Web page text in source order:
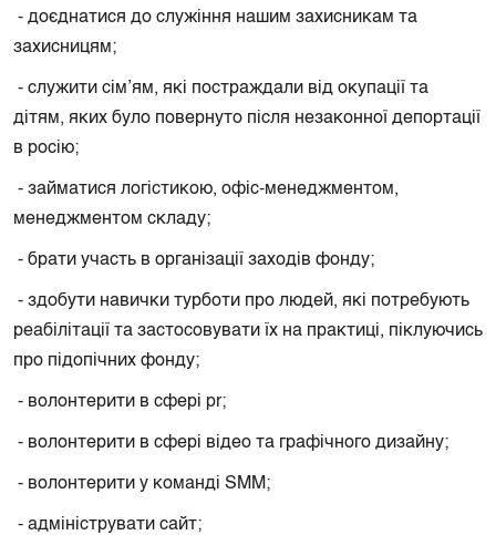
⁃ доєднатися до служіння нашим захисникам та
захисницям;
⁃ служити сімʼям, які постраждали від окупації та
дітям, яких було повернуто після незаконної депортації
в росію;
⁃ займатися логістикою, офіс-менеджментом,
менеджментом складу;
⁃ брати участь в організації заходів фонду;
- здобути навички турботи про людей, які потребують
реабілітації та застосовувати їх на практиці, піклуючись
про підопічних фонду;
⁃ волонтерити в сфері pr;
⁃ волонтерити в сфері відео та графічного дизайну;
⁃ волонтерити у команді SMM;
⁃ адмініструвати сайт;